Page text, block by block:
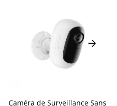
arrow_forward
Caméra de Surveillance Sans